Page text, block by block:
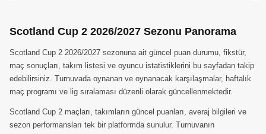
Scotland Cup 2 2026/2027 Sezonu Panorama
Scotland Cup 2 2026/2027 sezonuna ait güncel puan durumu, fikstür,
maç sonuçları, takım listesi ve oyuncu istatistiklerini bu sayfadan takip
edebilirsiniz. Turnuvada oynanan ve oynanacak karşılaşmalar, haftalık
maç programı ve lig sıralaması düzenli olarak güncellenmektedir.
Scotland Cup 2 maçları, takımların güncel puanları, averaj bilgileri ve
sezon performansları tek bir platformda sunulur. Turnuvanın